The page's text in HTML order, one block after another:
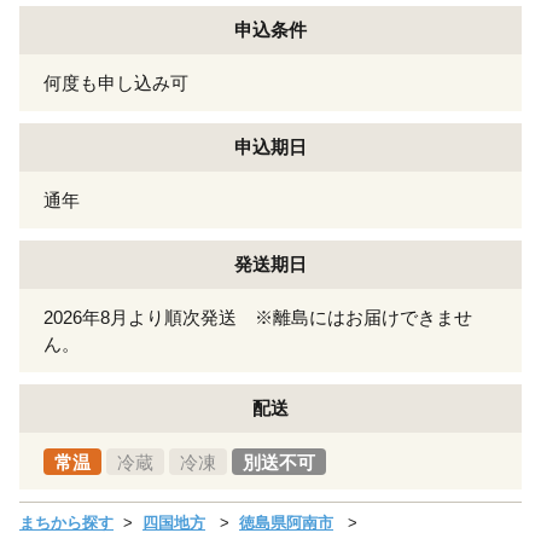
申込条件
何度も申し込み可
申込期日
通年
発送期日
2026年8月より順次発送 ※離島にはお届けできませ
ん。
配送
常温 冷蔵 冷凍 別送不可
まちから探す 四国地方 徳島県阿南市